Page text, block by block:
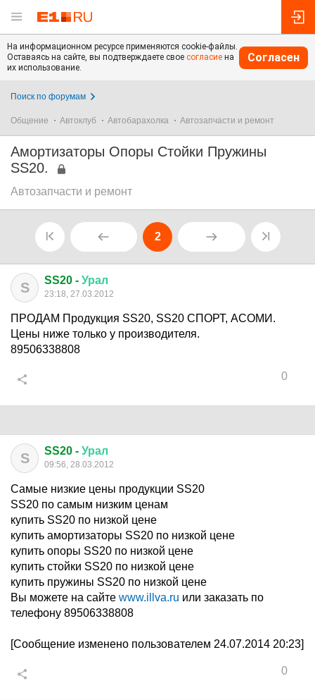
На информационном ресурсе применяются cookie-файлы.
Оставаясь на сайте, вы подтверждаете свое согласие на
их использование.
Согласен
Поиск по форумам
Общение Автоклуб Автобарахолка Автозапчасти и ремонт
Амортизаторы Опоры Стойки Пружины
SS20.
Автозапчасти и ремонт
2
S SS20 - Урал
23:18, 27.03.2012
ПРОДАМ Продукция SS20, SS20 СПОРТ, АСОМИ.
Цены ниже только у производителя.
89506338808
0
S SS20 - Урал
09:56, 28.03.2012
Самые низкие цены продукции SS20
SS20 по самым низким ценам
купить SS20 по низкой цене
купить амортизаторы SS20 по низкой цене
купить опоры SS20 по низкой цене
купить стойки SS20 по низкой цене
купить пружины SS20 по низкой цене
Вы можете на сайте www.illva.ru или заказать по
телефону 89506338808
[Сообщение изменено пользователем 24.07.2014 20:23]
0